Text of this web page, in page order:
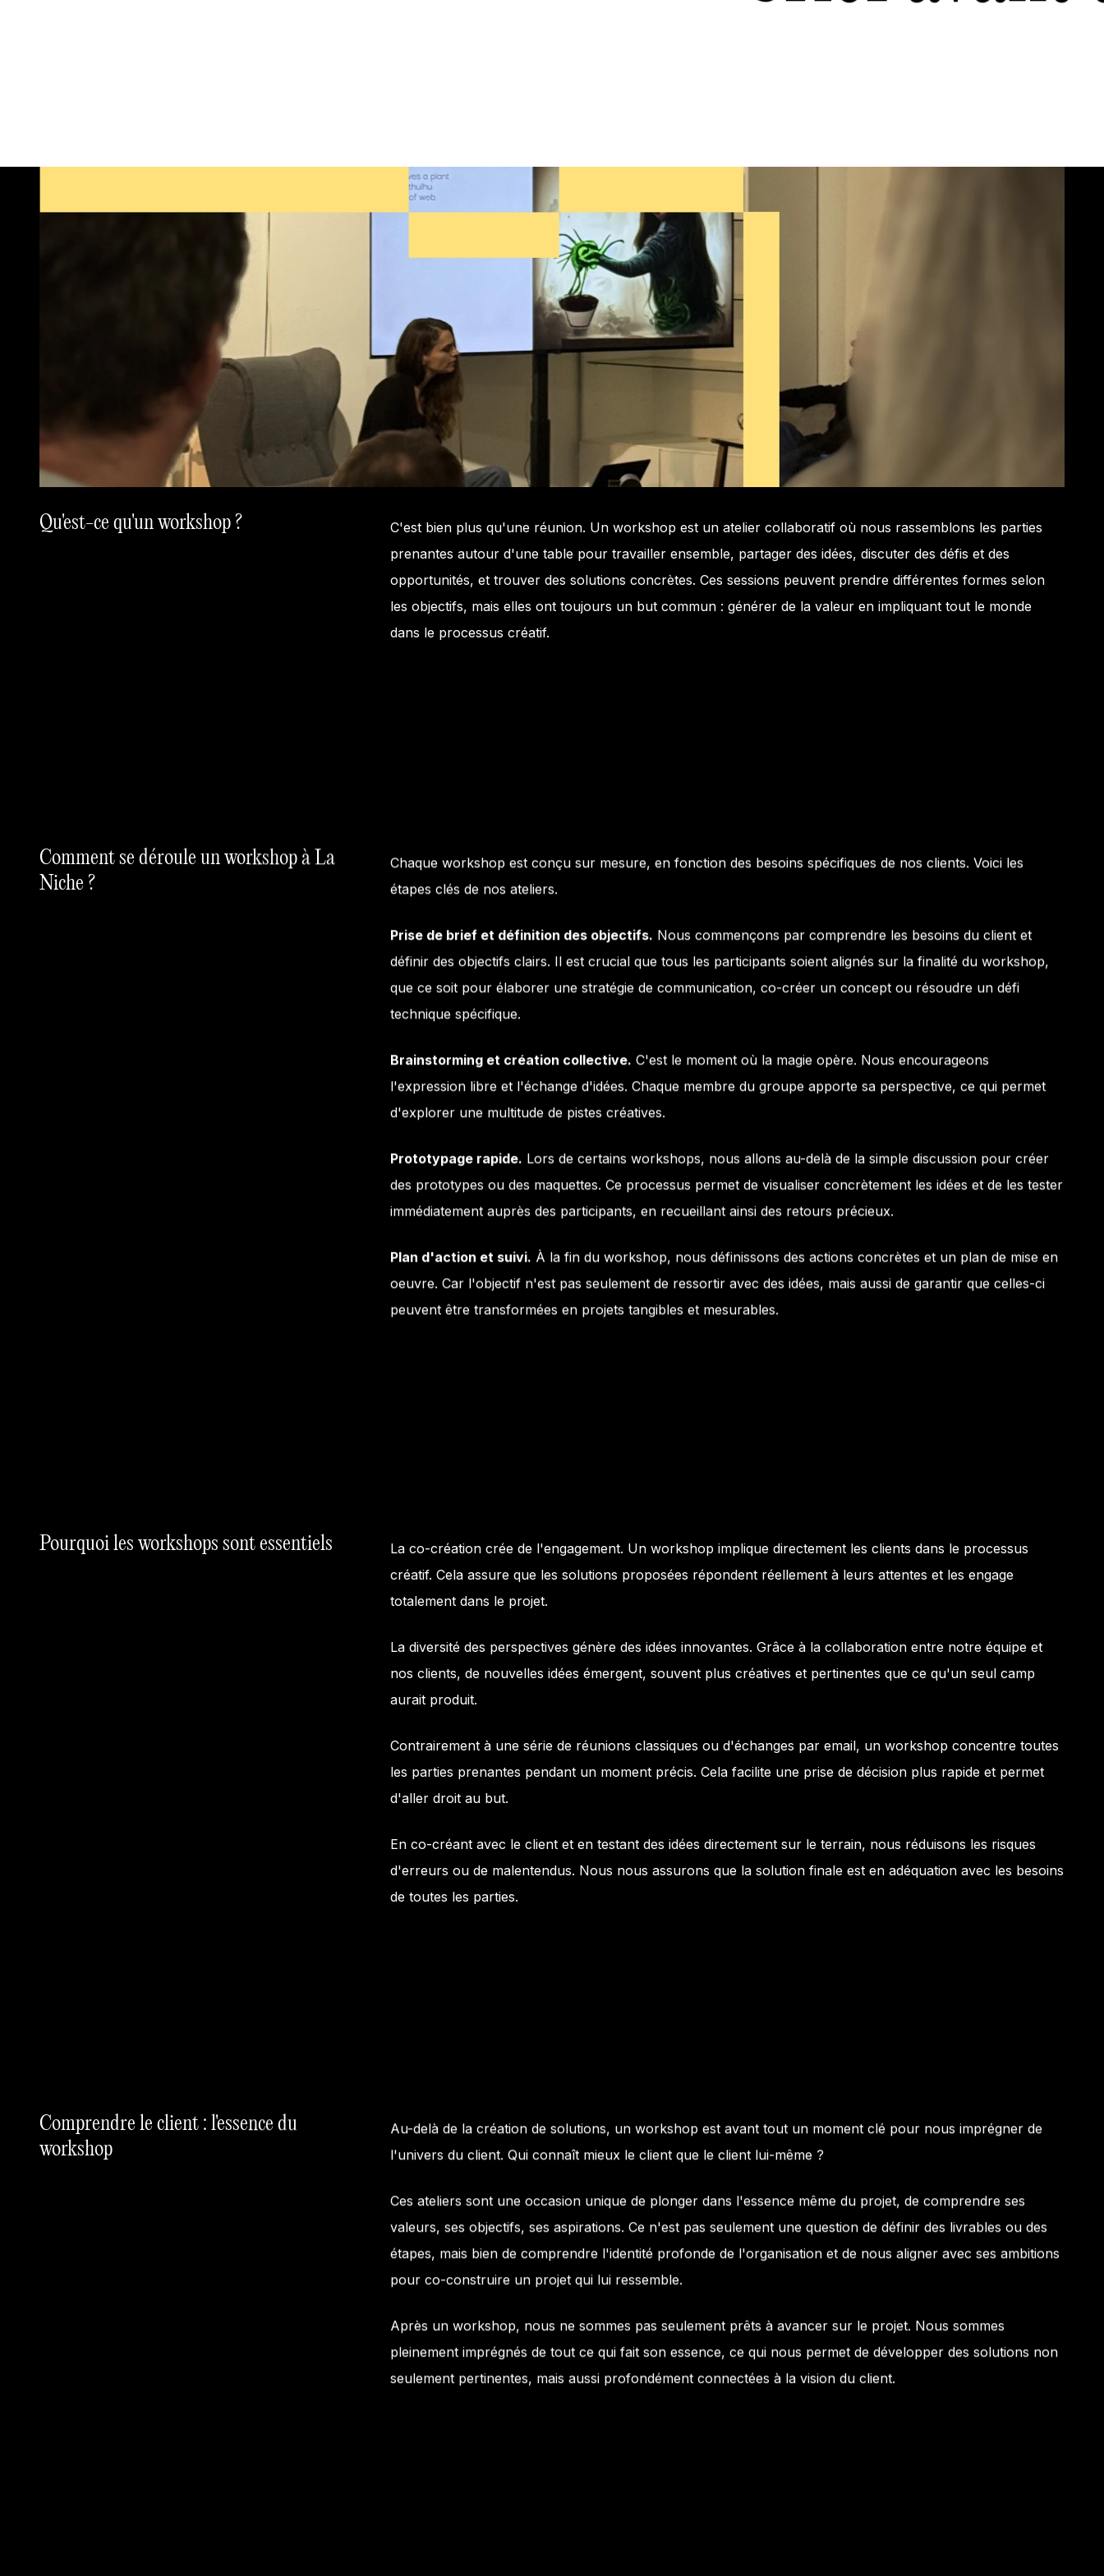
Qu'est-ce qu'un workshop ?
C'est bien plus qu'une réunion. Un workshop est un atelier collaboratif où nous rassemblons les parties
prenantes autour d'une table pour travailler ensemble, partager des idées, discuter des défis et des
opportunités, et trouver des solutions concrètes. Ces sessions peuvent prendre différentes formes selon
les objectifs, mais elles ont toujours un but commun : générer de la valeur en impliquant tout le monde
dans le processus créatif.
Comment se déroule un workshop à La
Niche ?
Chaque workshop est conçu sur mesure, en fonction des besoins spécifiques de nos clients. Voici les
étapes clés de nos ateliers.
Prise de brief et définition des objectifs. Nous commençons par comprendre les besoins du client et
définir des objectifs clairs. Il est crucial que tous les participants soient alignés sur la finalité du workshop,
que ce soit pour élaborer une stratégie de communication, co-créer un concept ou résoudre un défi
technique spécifique.
Brainstorming et création collective. C'est le moment où la magie opère. Nous encourageons
l'expression libre et l'échange d'idées. Chaque membre du groupe apporte sa perspective, ce qui permet
d'explorer une multitude de pistes créatives.
Prototypage rapide. Lors de certains workshops, nous allons au-delà de la simple discussion pour créer
des prototypes ou des maquettes. Ce processus permet de visualiser concrètement les idées et de les tester
immédiatement auprès des participants, en recueillant ainsi des retours précieux.
Plan d'action et suivi. À la fin du workshop, nous définissons des actions concrètes et un plan de mise en
oeuvre. Car l'objectif n'est pas seulement de ressortir avec des idées, mais aussi de garantir que celles-ci
peuvent être transformées en projets tangibles et mesurables.
Pourquoi les workshops sont essentiels
La co-création crée de l'engagement. Un workshop implique directement les clients dans le processus
créatif. Cela assure que les solutions proposées répondent réellement à leurs attentes et les engage
totalement dans le projet.
La diversité des perspectives génère des idées innovantes. Grâce à la collaboration entre notre équipe et
nos clients, de nouvelles idées émergent, souvent plus créatives et pertinentes que ce qu'un seul camp
aurait produit.
Contrairement à une série de réunions classiques ou d'échanges par email, un workshop concentre toutes
les parties prenantes pendant un moment précis. Cela facilite une prise de décision plus rapide et permet
d'aller droit au but.
En co-créant avec le client et en testant des idées directement sur le terrain, nous réduisons les risques
d'erreurs ou de malentendus. Nous nous assurons que la solution finale est en adéquation avec les besoins
de toutes les parties.
Comprendre le client : l'essence du
workshop
Au-delà de la création de solutions, un workshop est avant tout un moment clé pour nous imprégner de
l'univers du client. Qui connaît mieux le client que le client lui-même ?
Ces ateliers sont une occasion unique de plonger dans l'essence même du projet, de comprendre ses
valeurs, ses objectifs, ses aspirations. Ce n'est pas seulement une question de définir des livrables ou des
étapes, mais bien de comprendre l'identité profonde de l'organisation et de nous aligner avec ses ambitions
pour co-construire un projet qui lui ressemble.
Après un workshop, nous ne sommes pas seulement prêts à avancer sur le projet. Nous sommes
pleinement imprégnés de tout ce qui fait son essence, ce qui nous permet de développer des solutions non
seulement pertinentes, mais aussi profondément connectées à la vision du client.